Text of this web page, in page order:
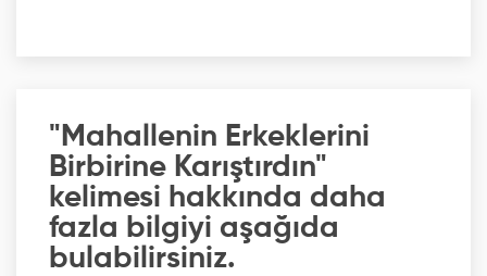
"Mahallenin Erkeklerini
Birbirine Karıştırdın"
kelimesi hakkında daha
fazla bilgiyi aşağıda
bulabilirsiniz.